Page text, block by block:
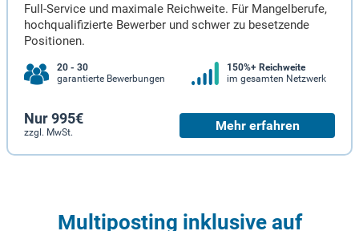
Full-Service und maximale Reichweite. Für Mangelberufe,
hochqualifizierte Bewerber und schwer zu besetzende
Positionen.
20 - 30
garantierte Bewerbungen
150%+ Reichweite
im gesamten Netzwerk
Nur 995€
zzgl. MwSt. Mehr erfahren
Multiposting inklusive auf